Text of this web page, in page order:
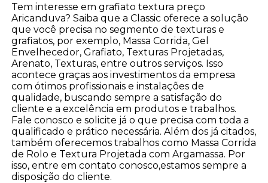
Tem interesse em grafiato textura preço
Aricanduva? Saiba que a Classic oferece a solução
que você precisa no segmento de texturas e
grafiatos, por exemplo, Massa Corrida, Gel
Envelhecedor, Grafiato, Texturas Projetadas,
Arenato, Texturas, entre outros serviços. Isso
acontece graças aos investimentos da empresa
com ótimos profissionais e instalações de
qualidade, buscando sempre a satisfação do
cliente e a excelência em produtos e trabalhos.
Fale conosco e solicite já o que precisa com toda a
qualificado e prático necessária. Além dos já citados,
também oferecemos trabalhos como Massa Corrida
de Rolo e Textura Projetada com Argamassa. Por
isso, entre em contato conosco,estamos sempre a
disposição do cliente.